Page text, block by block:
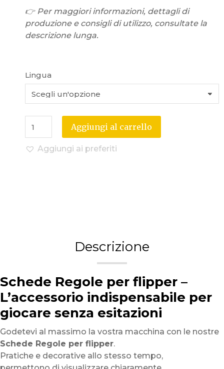
👉 Per maggiori informazioni, dettagli di
produzione e consigli di utilizzo, consultate la
descrizione lunga.
Lingua
Aggiungi al carrello
Aggiungi ai preferiti
Descrizione
Schede Regole per flipper –
L’accessorio indispensabile per
giocare senza esitazioni
Godetevi al massimo la vostra macchina con le nostre
Schede Regole per flipper.
Pratiche e decorative allo stesso tempo,